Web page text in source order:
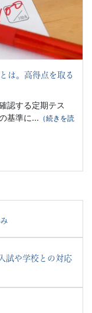
は。高得点を取る
認する定期テス
基準に... （続きを読
試や学校との対応